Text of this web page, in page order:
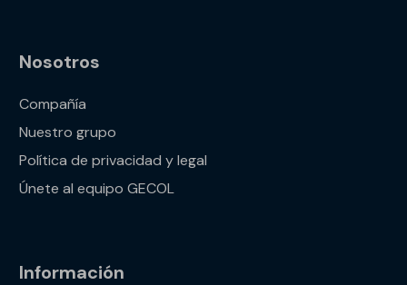
Nosotros
Compañía
Nuestro grupo
Política de privacidad y legal
Únete al equipo GECOL
Información